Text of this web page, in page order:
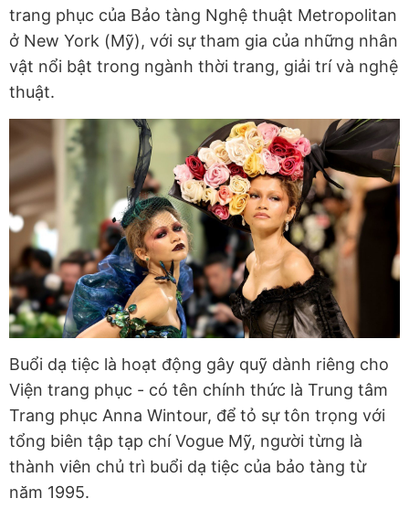
trang phục của Bảo tàng Nghệ thuật Metropolitan
ở New York (Mỹ), với sự tham gia của những nhân
vật nổi bật trong ngành thời trang, giải trí và nghệ
thuật.
Buổi dạ tiệc là hoạt động gây quỹ dành riêng cho
Viện trang phục - có tên chính thức là Trung tâm
Trang phục Anna Wintour, để tỏ sự tôn trọng với
tổng biên tập tạp chí Vogue Mỹ, người từng là
thành viên chủ trì buổi dạ tiệc của bảo tàng từ
năm 1995.